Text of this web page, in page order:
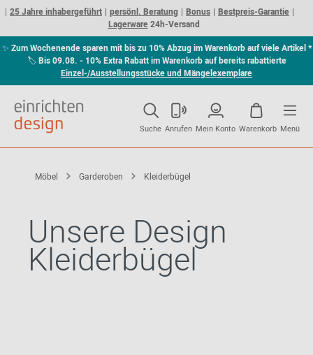
25 Jahre inhabergeführt persönl. Beratung Bonus
Bestpreis-Garantie
Lagerware24h-Versand
✨ Zum Wochenende sparen mit bis zu 10% Abzug im Warenkorb auf viele Artikel *
🏷Bis 09.08. - 10% Extra Rabatt im Warenkorb auf bereits rabattierte
Einzel-/Ausstellungsstücke und Mängelexemplare
Suche Anrufen Mein Konto Warenkorb Menü
Möbel Garderoben Kleiderbügel
Unsere Design
Kleiderbügel